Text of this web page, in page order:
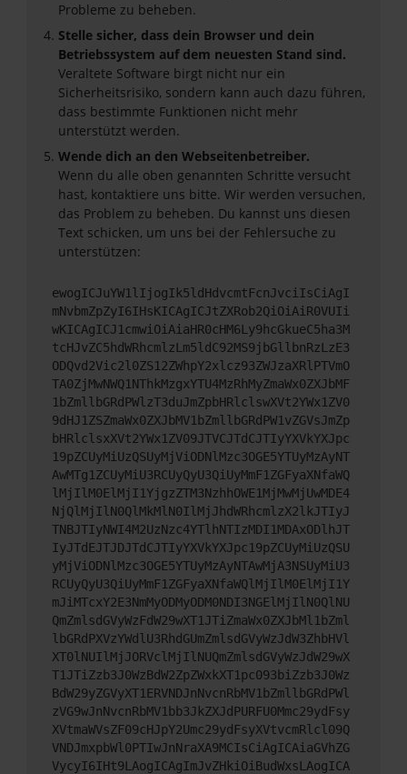
Probleme zu beheben.
Stelle sicher, dass dein Browser und dein
Betriebssystem auf dem neuesten Stand sind.
Veraltete Software birgt nicht nur ein
Sicherheitsrisiko, sondern kann auch dazu führen,
dass bestimmte Funktionen nicht mehr
unterstützt werden.
Wende dich an den Webseitenbetreiber.
Wenn du alle oben genannten Schritte versucht
hast, kontaktiere uns bitte. Wir werden versuchen,
das Problem zu beheben. Du kannst uns diesen
Text schicken, um uns bei der Fehlersuche zu
unterstützen:
ewogICJuYW1lIjogIk5ldHdvcmtFcnJvciIsCiAgI
mNvbmZpZyI6IHsKICAgICJtZXRob2QiOiAiR0VUIi
wKICAgICJ1cmwiOiAiaHR0cHM6Ly9hcGkueC5ha3M
tcHJvZC5hdWRhcmlzLm5ldC92MS9jbGllbnRzLzE3
ODQvd2Vic2l0ZS12ZWhpY2xlcz93ZWJzaXRlPTVmO
TA0ZjMwNWQ1NThkMzgxYTU4MzRhMyZmaWx0ZXJbMF
1bZmllbGRdPWlzT3duJmZpbHRlclswXVt2YWx1ZV0
9dHJ1ZSZmaWx0ZXJbMV1bZmllbGRdPW1vZGVsJmZp
bHRlclsxXVt2YWx1ZV09JTVCJTdCJTIyYXVkYXJpc
19pZCUyMiUzQSUyMjViODNlMzc3OGE5YTUyMzAyNT
AwMTg1ZCUyMiU3RCUyQyU3QiUyMmF1ZGFyaXNfaWQ
lMjIlM0ElMjI1YjgzZTM3NzhhOWE1MjMwMjUwMDE4
NjQlMjIlN0QlMkMlN0IlMjJhdWRhcmlzX2lkJTIyJ
TNBJTIyNWI4M2UzNzc4YTlhNTIzMDI1MDAxODlhJT
IyJTdEJTJDJTdCJTIyYXVkYXJpc19pZCUyMiUzQSU
yMjViODNlMzc3OGE5YTUyMzAyNTAwMjA3NSUyMiU3
RCUyQyU3QiUyMmF1ZGFyaXNfaWQlMjIlM0ElMjI1Y
mJiMTcxY2E3NmMyODMyODM0NDI3NGElMjIlN0QlNU
QmZmlsdGVyWzFdW29wXT1JTiZmaWx0ZXJbMl1bZml
lbGRdPXVzYWdlU3RhdGUmZmlsdGVyWzJdW3ZhbHVl
XT0lNUIlMjJORVclMjIlNUQmZmlsdGVyWzJdW29wX
T1JTiZzb3J0WzBdW2ZpZWxkXT1pc093biZzb3J0Wz
BdW29yZGVyXT1ERVNDJnNvcnRbMV1bZmllbGRdPWl
zVG9wJnNvcnRbMV1bb3JkZXJdPURFU0Mmc29ydFsy
XVtmaWVsZF09cHJpY2Umc29ydFsyXVtvcmRlcl09Q
VNDJmxpbWl0PTIwJnNraXA9MCIsCiAgICAiaGVhZG
VycyI6IHt9LAogICAgImJvZHkiOiBudWxsLAogICA